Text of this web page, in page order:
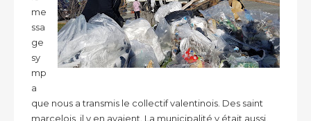
me
ssa
ge
sy
mp
a
que nous a transmis le collectif valentinois. Des saint
marcelois, il y en avaient. La municipalité y était aussi,